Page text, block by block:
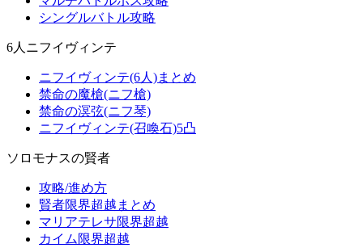
シングルバトル攻略
6人ニフイヴィンテ
ニフイヴィンテ(6人)まとめ
禁命の魔槍(ニフ槍)
禁命の溟弦(ニフ琴)
ニフイヴィンテ(召喚石)5凸
ソロモナスの賢者
攻略/進め方
賢者限界超越まとめ
マリアテレサ限界超越
カイム限界超越